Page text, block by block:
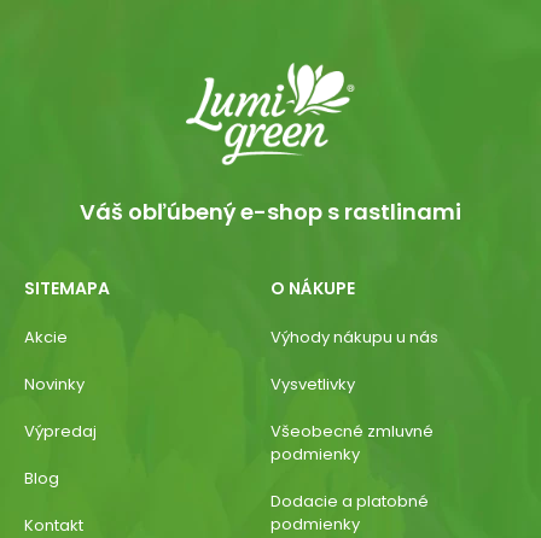
Váš obľúbený e-shop s rastlinami
SITEMAPA
Akcie
Novinky
Výpredaj
Blog
Kontakt
O NÁKUPE
Výhody nákupu u nás
Vysvetlivky
Všeobecné zmluvné
podmienky
Dodacie a platobné
podmienky